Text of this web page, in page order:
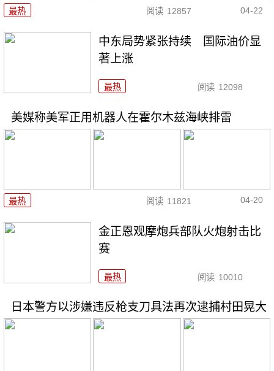
最热 阅读 12857 04-22
中东局势紧张持续 国际油价显
著上涨
最热 阅读 12098
美媒称美军正用机器人在霍尔木兹海峡排雷
最热 阅读 11821 04-20
金正恩观摩炮兵部队火炮射击比
赛
最热 阅读 10010
日本警方以涉嫌违反枪支刀具法再次逮捕村田晃大